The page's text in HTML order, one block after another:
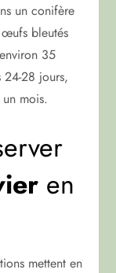
un conifère
bleutés
35
24-28 jours,
mois.
en
mettent en